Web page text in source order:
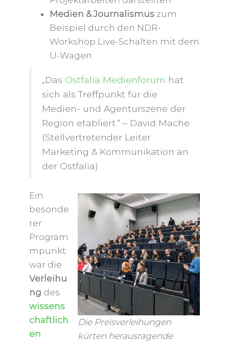
Medien & Journalismuszum
Beispiel durch den NDR-
Workshop Live-Schalten mit dem
Ü-Wagen
„Das Ostfalia Medienforum hat
sich als Treffpunkt für die
Medien- und Agenturszene der
Region etabliert.“ – David Mache
(Stellvertretender Leiter
Marketing & Kommunikation an
der Ostfalia)
Die Preisverleihungen
kürten herausragende
Ein
besonde
rer
Program
mpunkt
war die
Verleihu
ng des
wissens
chaftlich
en